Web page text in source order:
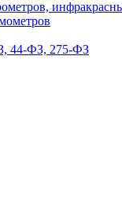
44-ФЗ, 275-ФЗ